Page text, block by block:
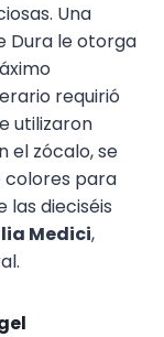
Una
Dura le otorga
requirió
utilizaron
el zócalo, se
colores para
las dieciséis
Medici,